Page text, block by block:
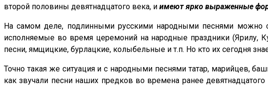
второй половины девятнадцатого века, и имеют ярко выраженные
На самом деле, подлинными русскими народными песнями можно
исполняемые во время церемоний на народные праздники (Ярилу,
песни, ямщицкие, бурлацкие, колыбельные и т.п. Но кто их сегодня
Точно такая же ситуация и с народными песнями татар, марийцев,
как звучали песни наших предков во времена ранее